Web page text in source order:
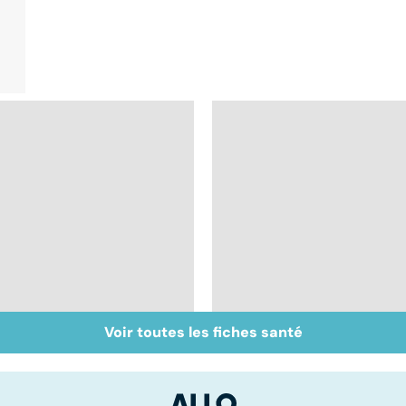
Inflammation des
amygdales : que faire
Suicide : prévenir le
passage à l'acte
Voir toutes les fiches santé